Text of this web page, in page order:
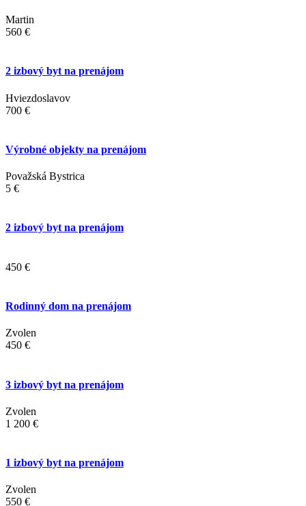
Martin
560 €
2 izbový byt na prenájom
Hviezdoslavov
700 €
Výrobné objekty na prenájom
Považská Bystrica
5 €
2 izbový byt na prenájom
450 €
Rodinný dom na prenájom
Zvolen
450 €
3 izbový byt na prenájom
Zvolen
1 200 €
1 izbový byt na prenájom
Zvolen
550 €